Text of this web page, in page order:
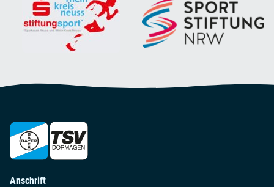
Anschrift